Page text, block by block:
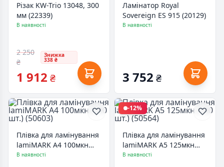
Різак KW-Trio 13048, 300
мм (22339)
В наявності
2 250
₴
Знижка
338 ₴
1 912 ₴
Ламінатор Royal
Sovereign ES 915 (20129)
В наявності
3 752 ₴
Плівка для ламінування
lamiMARK А4 100мкн
(100 шт.) (50603)
В наявності
-12%
Плівка для ламінування
lamiMARK А5 125мкн
(100 шт.) (50564)
В наявності